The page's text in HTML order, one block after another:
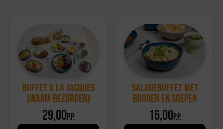
Buffet a la Jacques
(warm bezorgen)
29,00p.p.
Saladebuffet met
broden en soepen
16,00p.p.